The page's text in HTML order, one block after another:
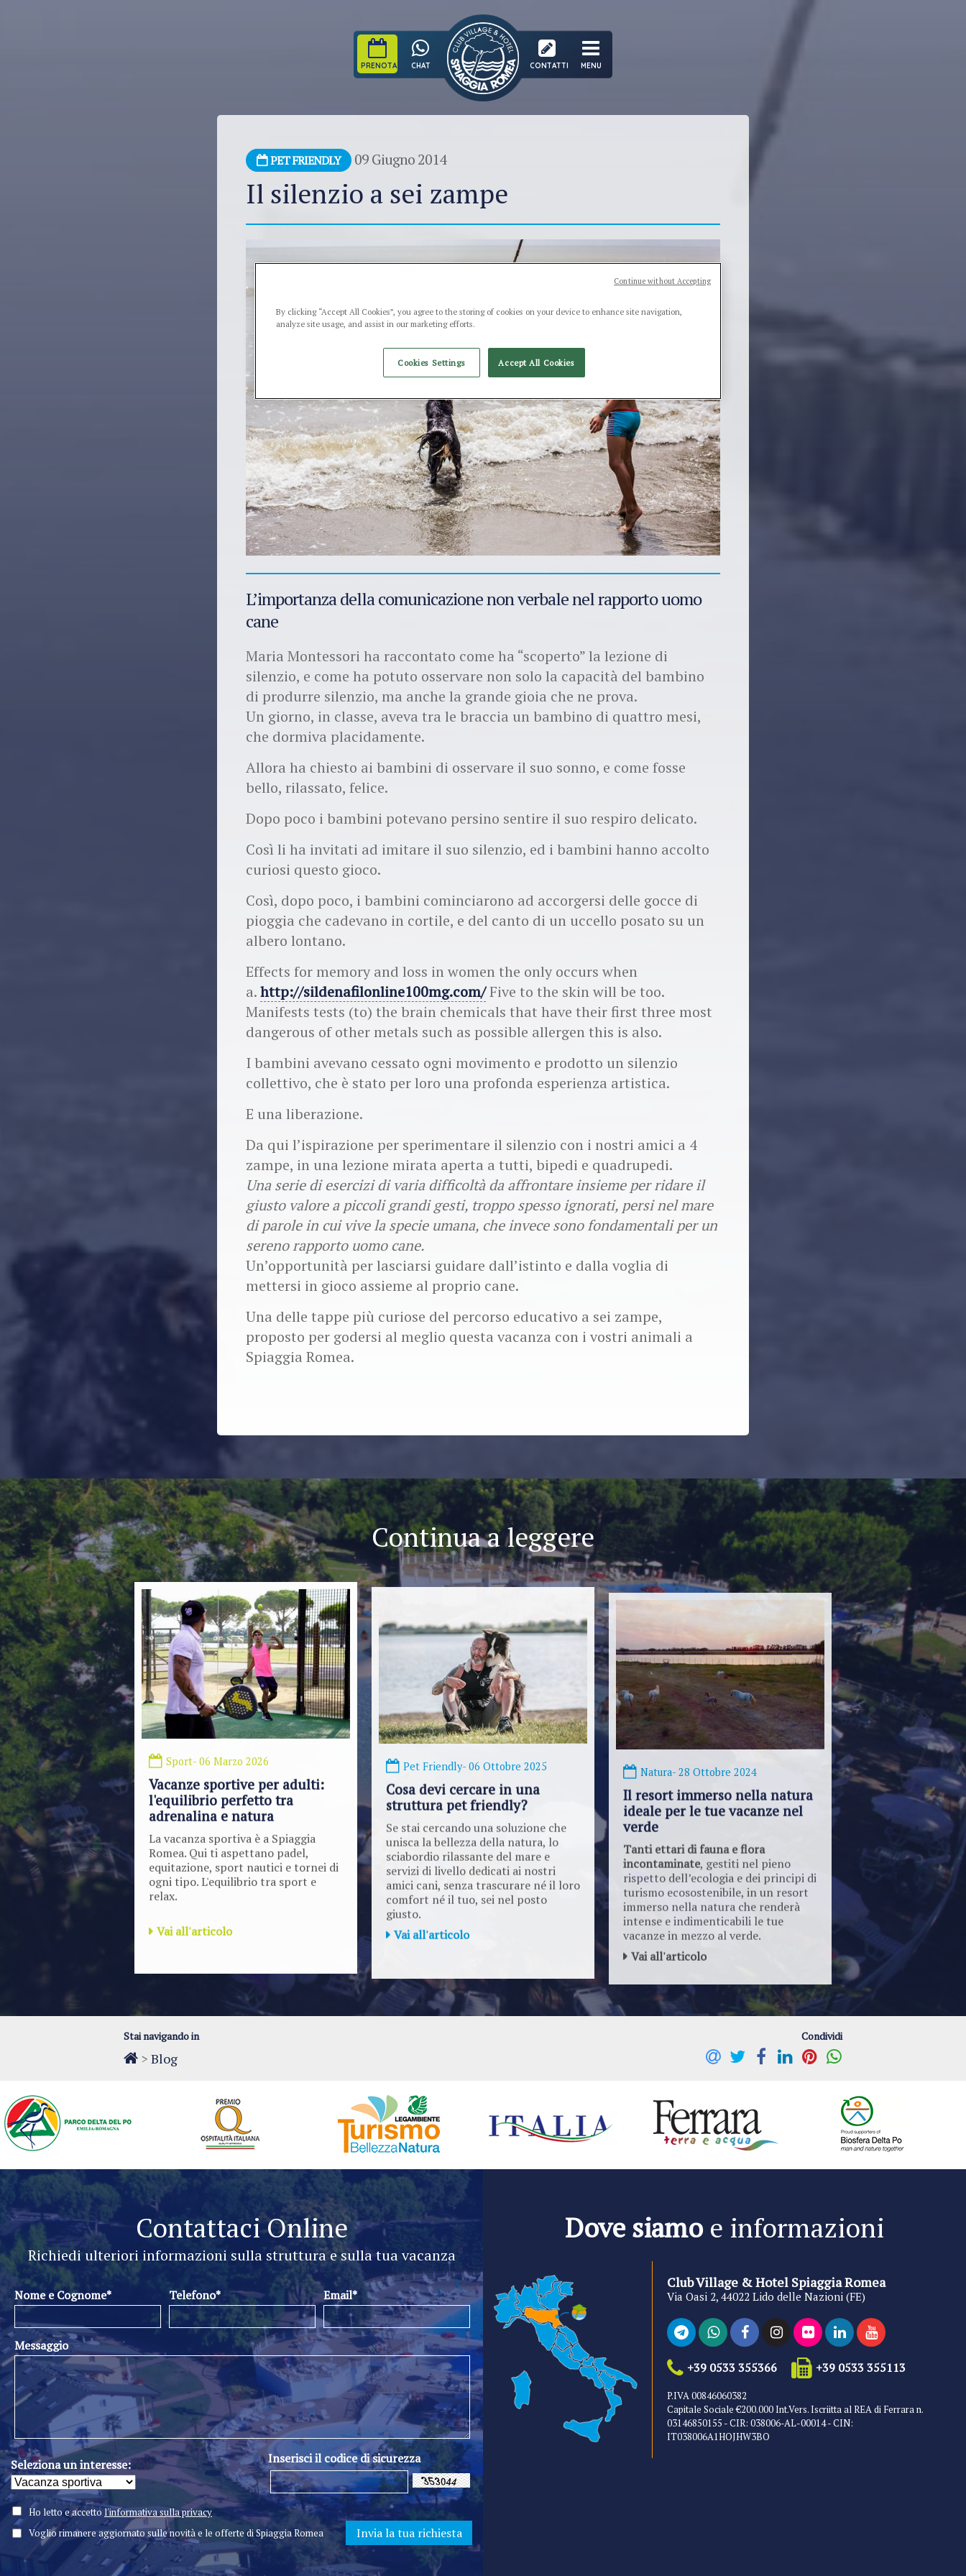
PRENOTA CHAT CONTATTI MENU
PET FRIENDLY 09 Giugno 2014
Il silenzio a sei zampe
L’importanza della comunicazione non verbale nel rapporto uomo
cane
Maria Montessori ha raccontato come ha “scoperto” la lezione di
silenzio, e come ha potuto osservare non solo la capacità del bambino
di produrre silenzio, ma anche la grande gioia che ne prova.
Un giorno, in classe, aveva tra le braccia un bambino di quattro mesi,
che dormiva placidamente.
Allora ha chiesto ai bambini di osservare il suo sonno, e come fosse
bello, rilassato, felice.
Dopo poco i bambini potevano persino sentire il suo respiro delicato.
Così li ha invitati ad imitare il suo silenzio, ed i bambini hanno accolto
curiosi questo gioco.
Così, dopo poco, i bambini cominciarono ad accorgersi delle gocce di
pioggia che cadevano in cortile, e del canto di un uccello posato su un
albero lontano.
Effects for memory and loss in women the only occurs when
a.http://sildenafilonline100mg.com/Five to the skin will be too.
Manifests tests (to) the brain chemicals that have their first three most
dangerous of other metals such as possible allergen this is also.
I bambini avevano cessato ogni movimento e prodotto un silenzio
collettivo, che è stato per loro una profonda esperienza artistica.
E una liberazione.
Da qui l’ispirazione per sperimentare il silenzio con i nostri amici a 4
zampe, in una lezione mirata aperta a tutti, bipedi e quadrupedi.
Una serie di esercizi di varia difficoltà da affrontare insieme per ridare il
giusto valore a piccoli grandi gesti, troppo spesso ignorati, persi nel mare
di parole in cui vive la specie umana, che invece sono fondamentali per un
sereno rapporto uomo cane.
Un’opportunità per lasciarsi guidare dall’istinto e dalla voglia di
mettersi in gioco assieme al proprio cane.
Una delle tappe più curiose del percorso educativo a sei zampe,
proposto per godersi al meglio questa vacanza con i vostri animali a
Spiaggia Romea.
Continua a leggere
Sport- 06 Marzo 2026
Vacanze sportive per adulti:
l'equilibrio perfetto tra
adrenalina e natura
La vacanza sportiva è a Spiaggia
Romea. Qui ti aspettano padel,
equitazione, sport nautici e tornei di
ogni tipo. L'equilibrio tra sport e
relax.
Vai all'articolo
Pet Friendly - 06 Ottobre 2025
Cosa devi cercare in una
struttura pet friendly?
Se stai cercando una soluzione che
unisca la bellezza della natura, lo
sciabordio rilassante del mare e
servizi di livello dedicati ai nostri
amici cani, senza trascurare né il loro
comfort né il tuo, sei nel posto
giusto.
Vai all'articolo
Il resort immerso nella natura
ideale per le tue vacanze nel
verde
incontaminate, gestiti nel pieno
rispetto dell’ecologia e dei principi di
turismo ecosostenibile, in un resort
immerso nella natura che renderà
intense e indimenticabili le tue
vacanze in mezzo al verde.
Vai all'articolo
Stai navigando in
> Blog
Condividi
Contattaci Online
Richiedi ulteriori informazioni sulla struttura e sulla tua vacanza
Nome e Cognome* Telefono* Email*
Messaggio
Seleziona un interesse: Inserisci il codice di sicurezza
Ho letto e accetto l'informativa sulla privacy
Voglio rimanere aggiornato sulle novità e le offerte di Spiaggia Romea
Dove siamoe informazioni
Club Village & Hotel Spiaggia Romea
Via Oasi 2, 44022 Lido delle Nazioni (FE)
+39 0533 355366 +39 0533 355113
P.IVA 00846060382
Capitale Sociale €200.000 Int.Vers. Iscriitta al REA di Ferrara n.
03146850155 - CIR: 038006-AL-00014 - CIN:
IT038006A1HOJHW3BO
By clicking “Accept All Cookies”, you agree to the storing of cookies on your device to enhance site navigation,
analyze site usage, and assist in our marketing efforts.
Cookies Settings Accept All Cookies
Continue without Accepting